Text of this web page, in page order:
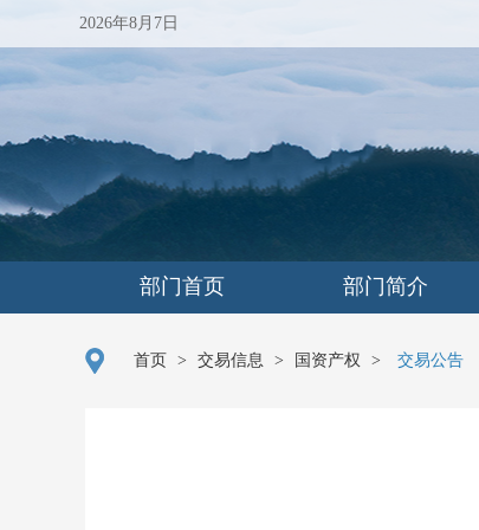
2026年8月7日
部门首页 部门简介
首页 > 交易信息 > 国资产权 > 交易公告